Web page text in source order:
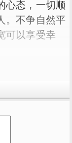
心态，一切顺
。不争自然平
可以享受幸
么曲折，生
一份理解、